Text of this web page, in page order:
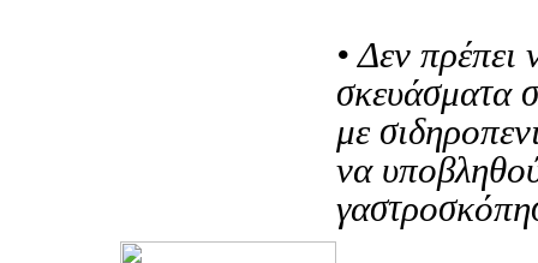
• Δεν πρέπει
σκευάσματα
με
να